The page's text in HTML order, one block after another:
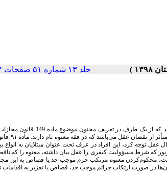
جلد ۱۳ شماره ۵۱ صفحات ۱۵۴-۱۳۱
در حقوق کیفری ایران انسان‌ها فقط به عاقل یا مجنون
طرف دیگر
توجه کرد، این افراد در عرف تحت عنوان مبتلایان به انواع
آشفتگی) و دمانس (زوال عقل) شناخته می‌شوند. با توجه به ماده 140 قانون مزبور که شرط مسؤولیت کیفری را عقل
محکوم‌کردن معتوه مرتکب جرم موجب حد یا قصاص به این
است، شایسته است آن‌ها در صورت ارتکاب جرائم موجب حد، قصاص یا تعزیر به